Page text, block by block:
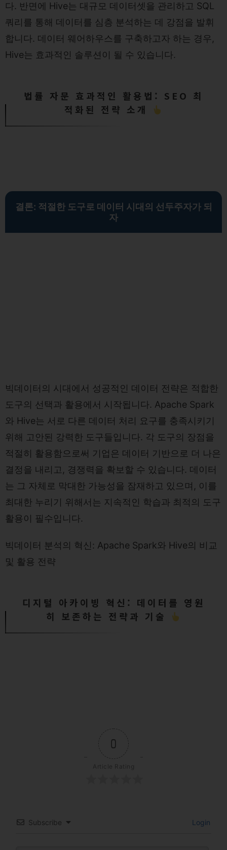
다. 반면에 Hive는 대규모 데이터셋을 관리하고 SQL
쿼리를 통해 데이터를 심층 분석하는 데 강점을 발휘
합니다. 데이터 웨어하우스를 구축하고자 하는 경우,
Hive는 효과적인 솔루션이 될 수 있습니다.
법률 자문 효과적인 활용법: SEO 최
적화된 전략 소개
결론: 적절한 도구로 데이터 시대의 선두주자가 되
자
빅데이터의 시대에서 성공적인 데이터 전략은 적합한
도구의 선택과 활용에서 시작됩니다. Apache Spark
와 Hive는 서로 다른 데이터 처리 요구를 충족시키기
위해 고안된 강력한 도구들입니다. 각 도구의 장점을
적절히 활용함으로써 기업은 데이터 기반으로 더 나은
결정을 내리고, 경쟁력을 확보할 수 있습니다. 데이터
는 그 자체로 막대한 가능성을 잠재하고 있으며, 이를
최대한 누리기 위해서는 지속적인 학습과 최적의 도구
활용이 필수입니다.
빅데이터 분석의 혁신: Apache Spark와 Hive의 비교
및 활용 전략
디지털 아카이빙 혁신: 데이터를 영원
히 보존하는 전략과 기술
0
Article Rating
Subscribe Login